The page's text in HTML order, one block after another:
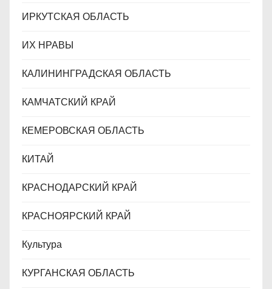
ИРКУТСКАЯ ОБЛАСТЬ
ИХ НРАВЫ
КАЛИНИНГРАДCКАЯ ОБЛАСТЬ
КАМЧАТСКИЙ КРАЙ
КЕМЕРОВСКАЯ ОБЛАСТЬ
КИТАЙ
КРАСНОДАРСКИЙ КРАЙ
КРАСНОЯРСКИЙ КРАЙ
Культура
КУРГАНСКАЯ ОБЛАСТЬ